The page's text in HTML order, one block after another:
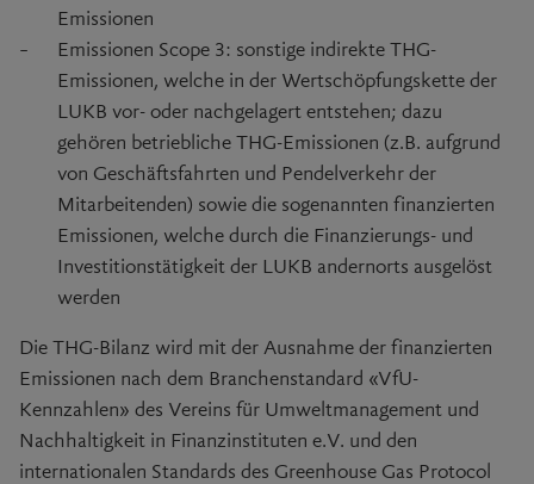
Emissionen
Emissionen Scope 3: sonstige indirekte THG-
Emissionen, welche in der Wertschöpfungskette der
LUKB vor- oder nachgelagert entstehen; dazu
gehören betriebliche THG-Emissionen (z.B. aufgrund
von Geschäftsfahrten und Pendelverkehr der
Mitarbeitenden) sowie die sogenannten finanzierten
Emissionen, welche durch die Finanzierungs- und
Investitionstätigkeit der LUKB andernorts ausgelöst
werden
Die THG-Bilanz wird mit der Ausnahme der finanzierten
Emissionen nach dem Branchenstandard «VfU-
Kennzahlen» des Vereins für Umweltmanagement und
Nachhaltigkeit in Finanzinstituten e.V. und den
internationalen Standards des Greenhouse Gas Protocol